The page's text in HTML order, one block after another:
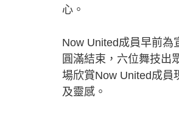
心。
Now United成員早前為
圓滿結束，六位舞技出
場欣賞Now United成員
及靈感。